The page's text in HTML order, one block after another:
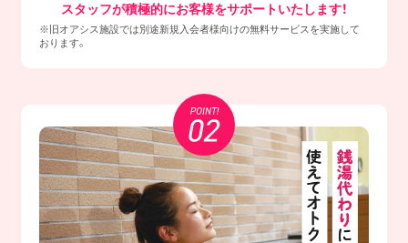
スタッフが積極的にお客様をサポートいたします！
※旧オアシス施設では別途新規入会者様向けの無料サービスを実施して
おります。